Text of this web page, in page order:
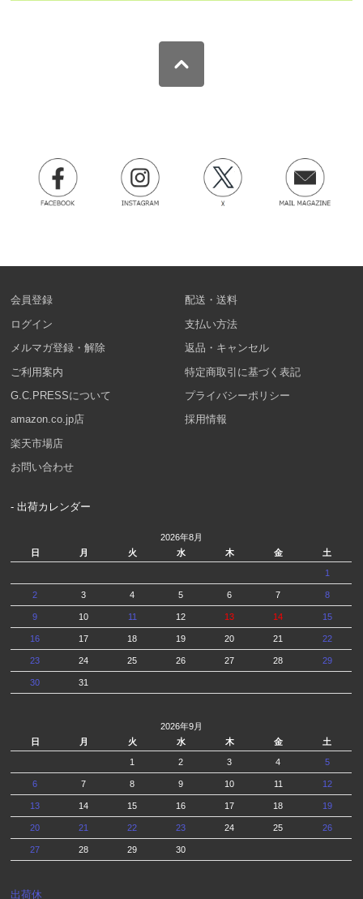
会員登録
ログイン
メルマガ登録・解除
ご利用案内
G.C.PRESSについて
amazon.co.jp店
楽天市場店
お問い合わせ
配送・送料
支払い方法
返品・キャンセル
特定商取引に基づく表記
プライバシーポリシー
採用情報
- 出荷カレンダー
2026年8月
日
月 火 水 木 金 土
1
2 3 4 5 6 7 8
9 10 11 12 13 14 15
16 17 18 19 20 21 22
23 24 25 26 27 28 29
30 31
2026年9月
日
月 火 水 木 金 土
1 2 3 4 5
6 7 8 9 10 11 12
13 14 15 16 17 18 19
20 21 22 23 24 25 26
27 28 29 30
出荷休